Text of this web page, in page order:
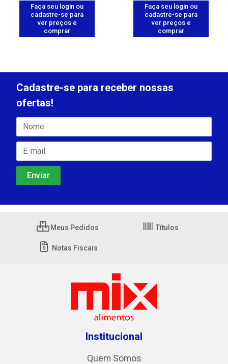
Faça seu login ou
cadastre-se para
ver preços e
comprar
Faça seu login ou
cadastre-se para
ver preços e
comprar
Cadastre-se para receber nossas
ofertas!
Meus Pedidos Títulos
Notas Fiscais
Institucional
Quem Somos